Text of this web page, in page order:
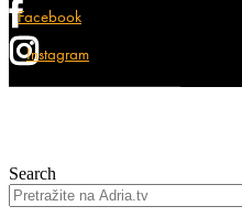
Facebook
Instagram
Search